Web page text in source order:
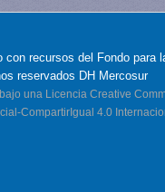
con recursos del Fondo para
reservados DH Mercosur
una Licencia Creative
CompartirIgual 4.0